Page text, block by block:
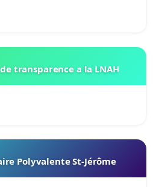
transparence a la LNAH
Polyvalente St-Jérôme